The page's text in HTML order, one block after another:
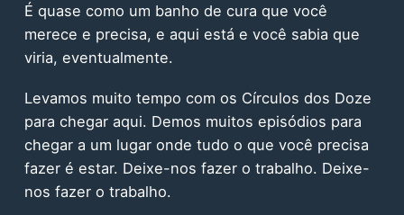
É quase como um banho de cura que você
merece e precisa, e aqui está e você sabia que
viria, eventualmente.
Levamos muito tempo com os Círculos dos Doze
para chegar aqui. Demos muitos episódios para
chegar a um lugar onde tudo o que você precisa
fazer é estar. Deixe-nos fazer o trabalho. Deixe-
nos fazer o trabalho.